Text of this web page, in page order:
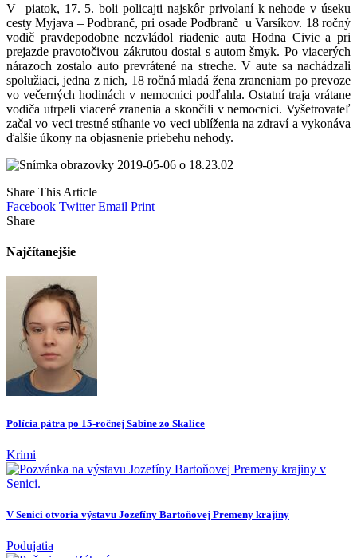
V piatok, 17. 5. boli policajti najskôr privolaní k nehode v úseku
cesty Myjava – Podbranč, pri osade Podbranč u Varsíkov. 18 ročný
vodič pravdepodobne nezvládol riadenie auta Hodna Civic a pri
prejazde pravotočivou zákrutou dostal s autom šmyk. Po viacerých
nárazoch zostalo auto prevrátené na streche. V aute sa nachádzali
spolužiaci, jedna z nich, 18 ročná mladá žena zraneniam po prevoze
vo večerných hodinách v nemocnici podľahla. Ostatní traja vrátane
vodiča utrpeli viaceré zranenia a skončili v nemocnici. Vyšetrovateľ
začal vo veci trestné stíhanie vo veci ublíženia na zdraví a vykonáva
ďalšie úkony na objasnenie priebehu nehody.
Share This Article
Facebook Twitter Email Print
Share
Najčítanejšie
Polícia pátra po 15-ročnej Sabine zo Skalice
Krimi
V Senici otvoria výstavu Jozefíny Bartoňovej Premeny krajiny
Podujatia